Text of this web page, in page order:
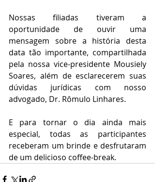
Nossas filiadas tiveram a
oportunidade de ouvir uma
mensagem sobre a história desta
data tão importante, compartilhada
pela nossa vice-presidente Mousiely
Soares, além de esclarecerem suas
dúvidas jurídicas com nosso
advogado, Dr. Rômulo Linhares.
E para tornar o dia ainda mais
especial, todas as participantes
receberam um brinde e desfrutaram
de um delicioso coffee-break.